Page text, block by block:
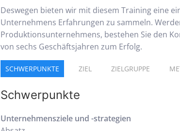
Deswegen bieten wir mit diesem Training eine
Unternehmens Erfahrungen zu sammeln.
Produktionsunternehmens, bestehen Sie den
von sechs Geschäftsjahren zum Erfolg.
SCHWERPUNKTE ZIEL ZIELGRUPPE
Schwerpunkte
Unternehmensziele und -strategien